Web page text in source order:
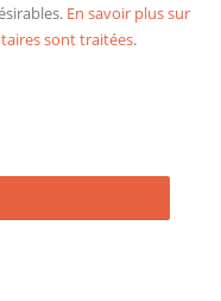
En savoir plus sur
sont traitées.